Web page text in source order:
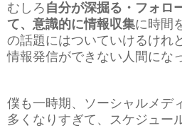
むしろ 自分が深掘る・フォロ
て、意識的に情報収集に時間
の話題にはついていけるけれ
情報発信ができない人間にな
僕も一時期、ソーシャルメデ
多くなりすぎて、スケジュー